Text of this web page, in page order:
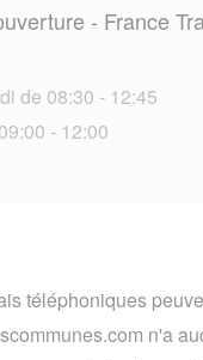
- France
de 08:30 - 12:45
- 12:00
téléphoniques
n'a